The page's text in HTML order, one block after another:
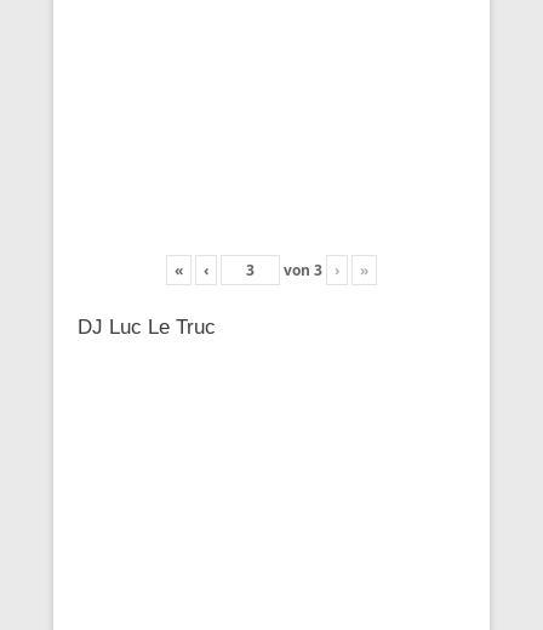
« ‹ von 3 › »
DJ Luc Le Truc